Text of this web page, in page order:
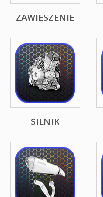
ZAWIESZENIE
SILNIK